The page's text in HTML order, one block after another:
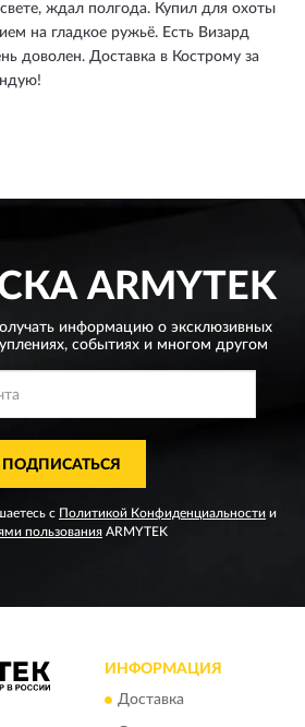
ждал полгода. Купил для охоты
на гладкое ружьё. Есть Визард
доволен. Доставка в Кострому за
ARMYTEK
информацию о эксклюзивных
событиях и многом другом
ПОДПИСАТЬСЯ
с Политикой Конфиденциальности и
пользования ARMYTEK
ИНФОРМАЦИЯ
Доставка